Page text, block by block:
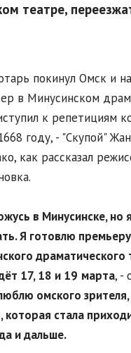
театре,
покинул Омск и
в Минусинском
к репетициям
году, - "Скупой"
как рассказал
в Минусинске, но
Я готовлю
драматического
17, 18 и 19 марта, -
омского
стала
и дальше.